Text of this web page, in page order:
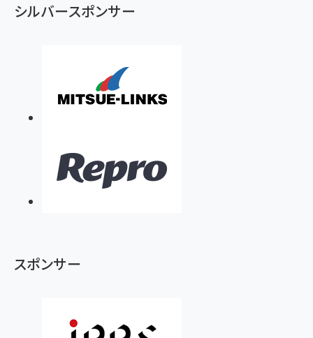
シルバースポンサー
スポンサー